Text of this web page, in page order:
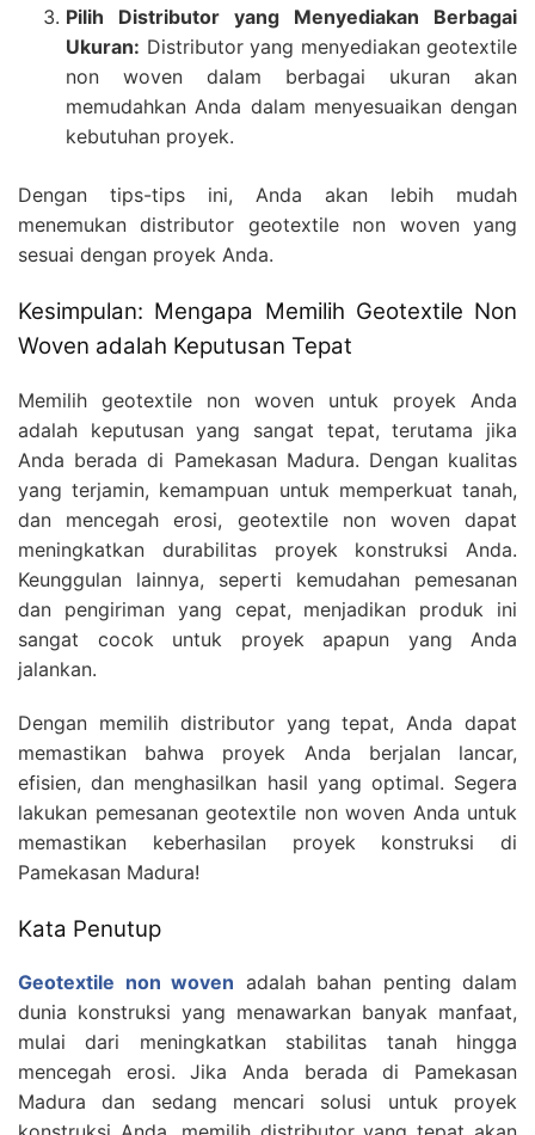
Pilih Distributor yang Menyediakan Berbagai
Ukuran: Distributor yang menyediakan geotextile
non woven dalam berbagai ukuran akan
memudahkan Anda dalam menyesuaikan dengan
kebutuhan proyek.
Dengan tips-tips ini, Anda akan lebih mudah
menemukan distributor geotextile non woven yang
sesuai dengan proyek Anda.
Kesimpulan: Mengapa Memilih Geotextile Non
Woven adalah Keputusan Tepat
Memilih geotextile non woven untuk proyek Anda
adalah keputusan yang sangat tepat, terutama jika
Anda berada di Pamekasan Madura. Dengan kualitas
yang terjamin, kemampuan untuk memperkuat tanah,
dan mencegah erosi, geotextile non woven dapat
meningkatkan durabilitas proyek konstruksi Anda.
Keunggulan lainnya, seperti kemudahan pemesanan
dan pengiriman yang cepat, menjadikan produk ini
sangat cocok untuk proyek apapun yang Anda
jalankan.
Dengan memilih distributor yang tepat, Anda dapat
memastikan bahwa proyek Anda berjalan lancar,
efisien, dan menghasilkan hasil yang optimal. Segera
lakukan pemesanan geotextile non woven Anda untuk
memastikan keberhasilan proyek konstruksi di
Pamekasan Madura!
Kata Penutup
Geotextile non woven adalah bahan penting dalam
dunia konstruksi yang menawarkan banyak manfaat,
mulai dari meningkatkan stabilitas tanah hingga
mencegah erosi. Jika Anda berada di Pamekasan
Madura dan sedang mencari solusi untuk proyek